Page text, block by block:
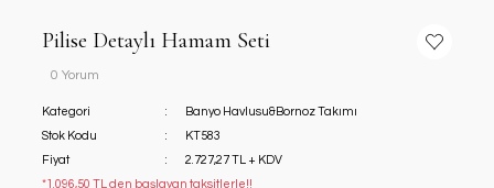
Pilise Detaylı Hamam Seti
0 Yorum
Kategori
Banyo Havlusu&Bornoz Takımı
Stok Kodu
KT583
Fiyat
2.727,27 TL + KDV
*1.096,50 TL den başlayan taksitlerle!!